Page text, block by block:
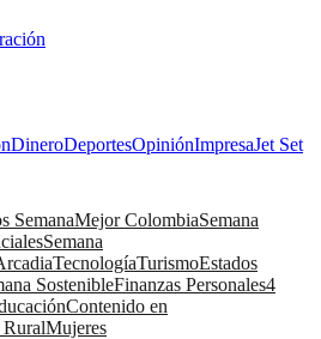
DineroDeportesOpiniónImpresaJet Set
SemanaMejor ColombiaSemana
Semana
TecnologíaTurismoEstados
SostenibleFinanzas Personales4
Contenido en
RuralMujeres